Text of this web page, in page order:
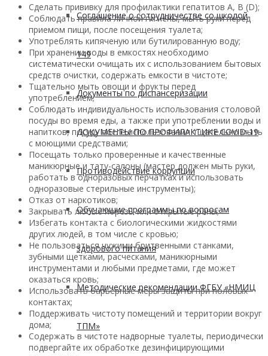
Соглашение о сотрудничестве со школой
149
Документы по диспансеризации
ДОКУМЕНТЫ ПО ПРОФИЛАКТИКЕ COVID-19
Противодействие коррупции
Обучающие программы по вопросам
здорового питания
Методические рекомендации ФГБУ «НМИЦ
ТПМ»
Сделать прививку для профилактики гепатитов А, В (D);
Соблюдать правила личной гигиены, мыть руки перед
приемом пищи, после посещения туалета;
Употреблять кипяченую или бутилированную воду;
При хранении воды в емкостях необходимо
систематически очищать их с использованием бытовых
средств очистки, содержать емкости в чистоте;
Тщательно мыть овощи и фрукты перед
употреблением;
Соблюдать индивидуальность использования столовой
посуды во время еды, а также при употреблении воды и
напитков, посуду после использования тщательно мыть
с моющими средствами;
Посещать только проверенные и качественные
маникюрные и тату-салоны (мастер должен мыть руки,
работать в одноразовых перчатках и использовать
одноразовые стерильные инструменты);
Отказ от наркотиков;
Закрывать любые порезы или открытые раны;
Избегать контакта с биологическими жидкостями
других людей, в том числе с кровью;
Не пользоваться чужими бритвенными станками,
зубными щетками, расческами, маникюрными
инструментами и любыми предметами, где может
оказаться кровь;
Использовать барьерные меры защиты при половых
контактах;
Поддерживать чистоту помещений и территории вокруг
дома;
Содержать в чистоте надворные туалеты, периодически
подвергайте их обработке дезинфицирующими